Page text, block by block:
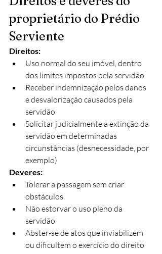
proprietário do Prédio
Serviente
Direitos:
Uso normal do seu imóvel, dentro
dos limites impostos pela servidão
Receber indemnização pelos danos
e desvalorização causados pela
servidão
Solicitar judicialmente a extinção da
servidão em determinadas
circunstâncias (desnecessidade, por
exemplo)
Deveres:
Tolerar a passagem sem criar
obstáculos
Não estorvar o uso pleno da
servidão​
Abster-se de atos que inviabilizem
ou dificultem o exercício do direito